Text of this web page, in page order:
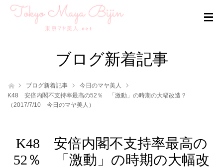
ブログ新着記事
ホームブログ新着記事
今日のマヤ美人
K48 安倍内閣不支持率最高の52％ 「激動」の時期の大幅改造？
（2017/7/10 今日のマヤ美人）
K48 安倍内閣不支持率最高の
52％ 「激動」の時期の大幅改